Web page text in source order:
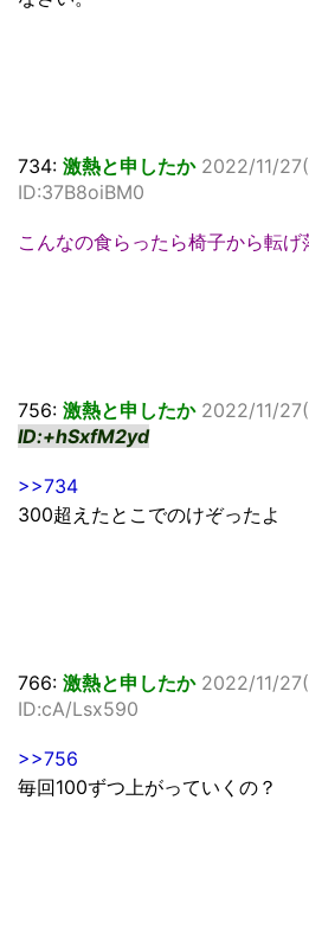
734: 激熱と申したか 2022/11/
ID:37B8oiBM0
こんなの食らったら椅子から転げ
756: 激熱と申したか 2022/11/
ID:+hSxfM2yd
>>734
300超えたとこでのけぞったよ
766: 激熱と申したか 2022/11/
ID:cA/Lsx590
>>756
毎回100ずつ上がっていくの？